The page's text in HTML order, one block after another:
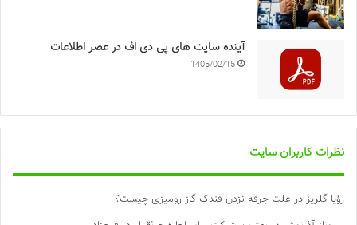
آینده سایت های پی دی اف در عصر اطلاعات
1405/02/15
نظرات کاربران سایت
رؤیا گلریز در علت جرقه نزدن فندک گاز رومیزی چیست؟